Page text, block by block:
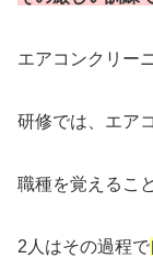
エアコンクリー
研修では、エア
職種を覚えるこ
2人はその過程で